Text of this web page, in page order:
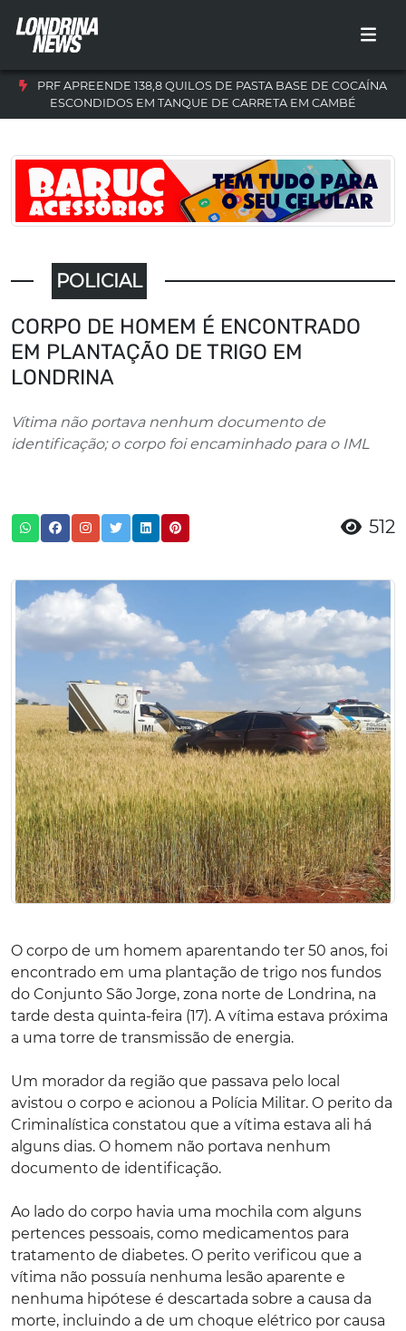
PRF APREENDE 138,8 QUILOS DE PASTA BASE DE COCAÍNA
ESCONDIDOS EM TANQUE DE CARRETA EM CAMBÉ
POLICIAL
CORPO DE HOMEM É ENCONTRADO
EM PLANTAÇÃO DE TRIGO EM
LONDRINA
Vítima não portava nenhum documento de
identificação; o corpo foi encaminhado para o IML
512
O corpo de um homem aparentando ter 50 anos, foi
encontrado em uma plantação de trigo nos fundos
do Conjunto São Jorge, zona norte de Londrina, na
tarde desta quinta-feira (17). A vítima estava próxima
a uma torre de transmissão de energia.
Um morador da região que passava pelo local
avistou o corpo e acionou a Polícia Militar. O perito da
Criminalística constatou que a vítima estava ali há
alguns dias. O homem não portava nenhum
documento de identificação.
Ao lado do corpo havia uma mochila com alguns
pertences pessoais, como medicamentos para
tratamento de diabetes. O perito verificou que a
vítima não possuía nenhuma lesão aparente e
nenhuma hipótese é descartada sobre a causa da
morte, incluindo a de um choque elétrico por causa